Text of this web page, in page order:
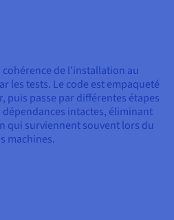
de l’installation au
les tests. Le code est empaqueté
puis passe par différentes étapes
intactes, éliminant
qui surviennent souvent lors du
machines.